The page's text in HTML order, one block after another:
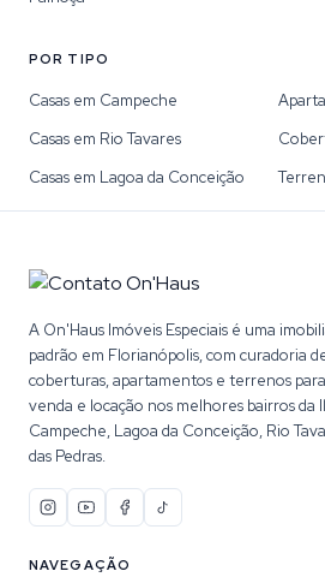
POR TIPO
Casas em Campeche
Casas em Rio Tavares
Casas em Lagoa da Conceição
A On'Haus Imóveis Especiais é uma
padrão em Florianópolis, com curadoria
coberturas, apartamentos e terrenos
venda e locação nos melhores bairros da
Campeche, Lagoa da Conceição, Rio
das Pedras.
NAVEGAÇÃO